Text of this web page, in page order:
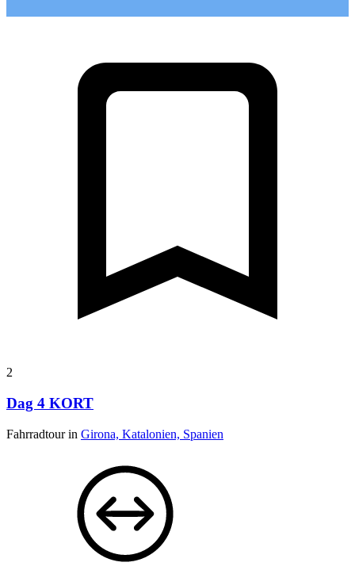
2
Dag 4 KORT
Fahrradtour in Girona, Katalonien, Spanien